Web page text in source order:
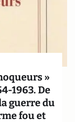
»
1963. De
guerre du
fou et